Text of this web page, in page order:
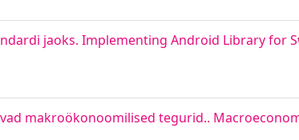
jaoks. Implementing Android Library for
makroökonoomilised tegurid..